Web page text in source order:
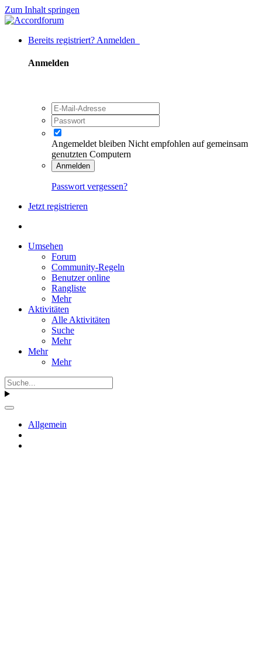
Zum Inhalt springen
Bereits registriert? Anmelden
Anmelden
Angemeldet bleiben Nicht empfohlen auf gemeinsam
genutzten Computern
Anmelden
Passwort vergessen?
Jetzt registrieren
Umsehen
Forum
Community-Regeln
Benutzer online
Rangliste
Mehr
Aktivitäten
Alle Aktivitäten
Suche
Mehr
Mehr
Mehr
Allgemein